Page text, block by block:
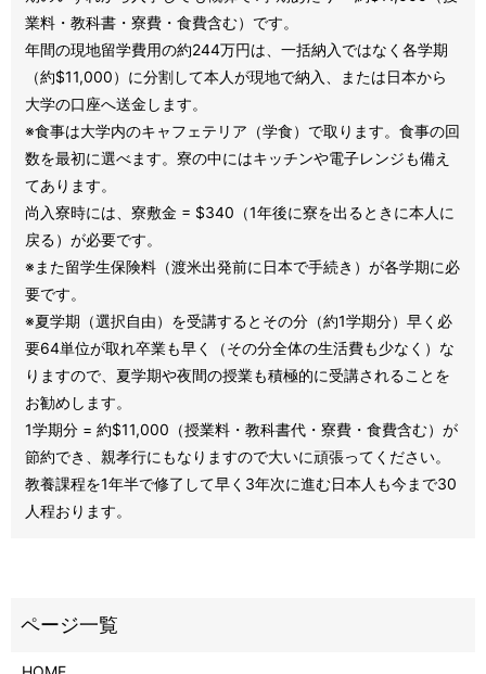
業料・教科書・寮費・食費含む）です。
年間の現地留学費用の約244万円は、一括納入ではなく各学期
（約$11,000）に分割して本人が現地で納入、または日本から
大学の口座へ送金します。
※食事は大学内のキャフェテリア（学食）で取ります。食事の回
数を最初に選べます。寮の中にはキッチンや電子レンジも備え
てあります。
尚入寮時には、 寮敷金 = $340（1年後に寮を出るときに本人に
戻る）が必要です。
※また留学生保険料（渡米出発前に日本で手続き）が各学期に必
要です。
※夏学期（選択自由）を受講するとその分（約1学期分）早く必
要64単位が取れ卒業も早く（その分全体の生活費も少なく）な
りますので、夏学期や夜間の授業も積極的に受講されることを
お勧めします。
1学期分 = 約$11,000（授業料・教科書代・寮費・食費含む）が
節約でき、親孝行にもなりますので大いに頑張ってください。
教養課程を1年半で修了して早く3年次に進む日本人も今まで30
人程おります。